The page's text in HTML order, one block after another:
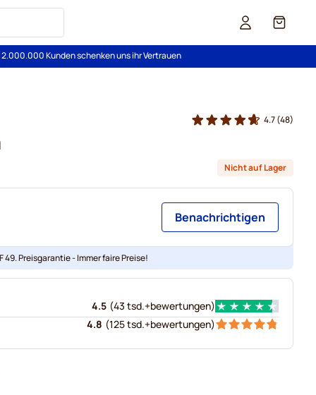
Cart
2.000.000 Kunden schenken uns ihr Vertrauen
4.7(48)
Nicht auf Lager
Benachrichtigen
49. Preisgarantie - Immer faire Preise!
4.5 (43 tsd.+bewertungen)
4.8 (125 tsd.+bewertungen)